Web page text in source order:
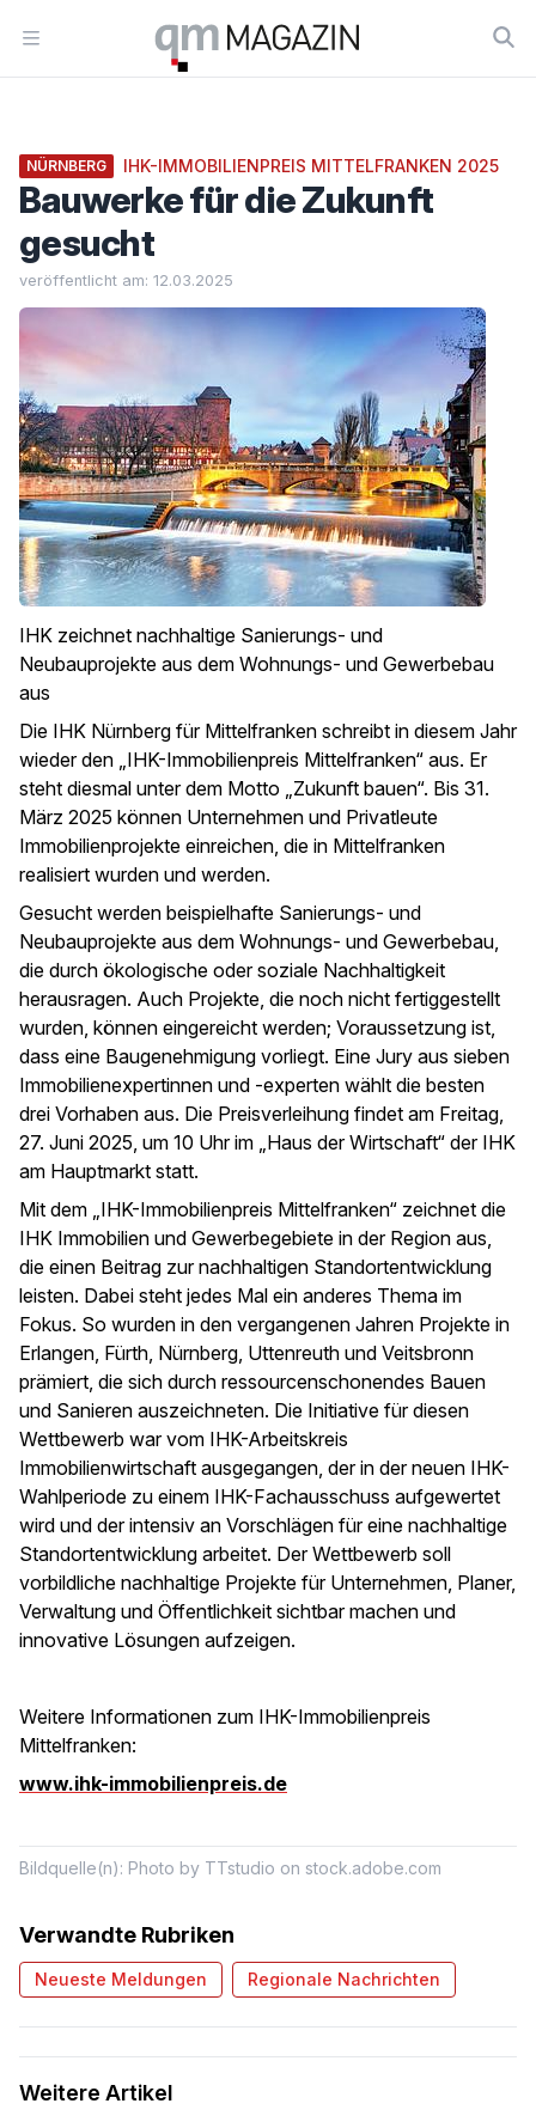
Open menu
Workflow
NÜRNBERG IHK-IMMOBILIENPREIS MITTELFRANKEN 2025
Bauwerke für die Zukunft
gesucht
veröffentlicht am: 12.03.2025
IHK zeichnet nachhaltige Sanierungs- und
Neubauprojekte aus dem Wohnungs- und Gewerbebau
aus
Die IHK Nürnberg für Mittelfranken schreibt in diesem Jahr
wieder den „IHK-Immobilienpreis Mittelfranken“ aus. Er
steht diesmal unter dem Motto „Zukunft bauen“. Bis 31.
März 2025 können Unternehmen und Privatleute
Immobilienprojekte einreichen, die in Mittelfranken
realisiert wurden und werden.
Gesucht werden beispielhafte Sanierungs- und
Neubauprojekte aus dem Wohnungs- und Gewerbebau,
die durch ökologische oder soziale Nachhaltigkeit
herausragen. Auch Projekte, die noch nicht fertiggestellt
wurden, können eingereicht werden; Voraussetzung ist,
dass eine Baugenehmigung vorliegt. Eine Jury aus sieben
Immobilienexpertinnen und -experten wählt die besten
drei Vorhaben aus. Die Preisverleihung findet am Freitag,
27. Juni 2025, um 10 Uhr im „Haus der Wirtschaft“ der IHK
am Hauptmarkt statt.
Mit dem „IHK-Immobilienpreis Mittelfranken“ zeichnet die
IHK Immobilien und Gewerbegebiete in der Region aus,
die einen Beitrag zur nachhaltigen Standortentwicklung
leisten. Dabei steht jedes Mal ein anderes Thema im
Fokus. So wurden in den vergangenen Jahren Projekte in
Erlangen, Fürth, Nürnberg, Uttenreuth und Veitsbronn
prämiert, die sich durch ressourcenschonendes Bauen
und Sanieren auszeichneten. Die Initiative für diesen
Wettbewerb war vom IHK-Arbeitskreis
Immobilienwirtschaft ausgegangen, der in der neuen IHK-
Wahlperiode zu einem IHK-Fachausschuss aufgewertet
wird und der intensiv an Vorschlägen für eine nachhaltige
Standortentwicklung arbeitet. Der Wettbewerb soll
vorbildliche nachhaltige Projekte für Unternehmen, Planer,
Verwaltung und Öffentlichkeit sichtbar machen und
innovative Lösungen aufzeigen.
Weitere Informationen zum IHK-Immobilienpreis
Mittelfranken:
www.ihk-immobilienpreis.de
Bildquelle(n): Photo by TTstudio on stock.adobe.com
Verwandte Rubriken
Neueste Meldungen Regionale Nachrichten
Weitere Artikel